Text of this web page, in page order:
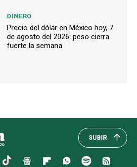
DINERO
Precio del dólar en México hoy, 7
de agosto del 2026: peso cierra
fuerte la semana
SUBIR